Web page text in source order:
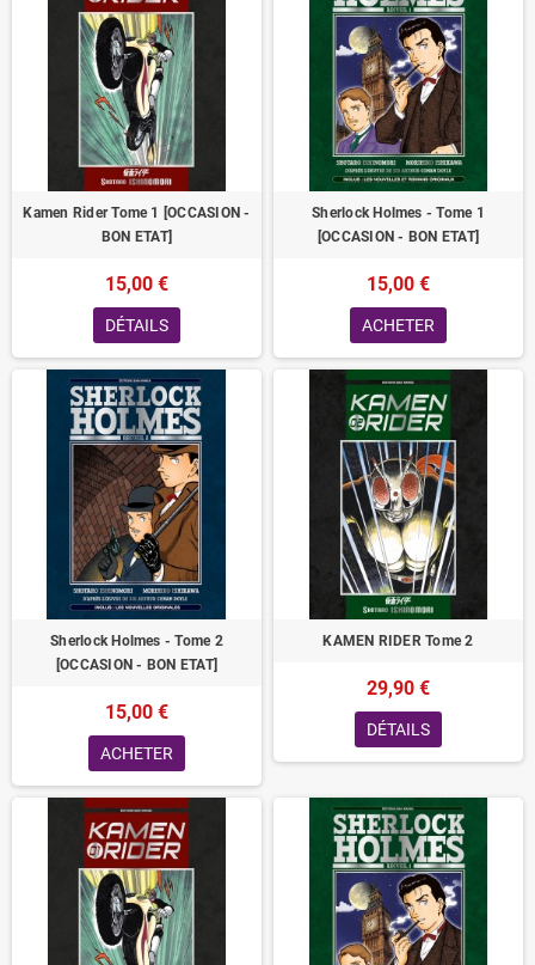
Kamen Rider Tome 1 [OCCASION -
BON ETAT]
15,00 €
DÉTAILS
Sherlock Holmes - Tome 1
[OCCASION - BON ETAT]
15,00 €
ACHETER
Sherlock Holmes - Tome 2
[OCCASION - BON ETAT]
15,00 €
ACHETER
KAMEN RIDER Tome 2
29,90 €
DÉTAILS